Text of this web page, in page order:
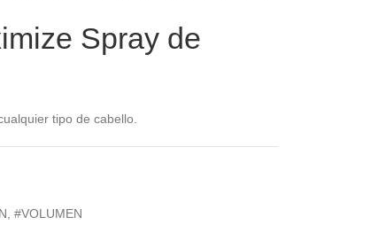
Spray de
tipo de cabello.
#VOLUMEN